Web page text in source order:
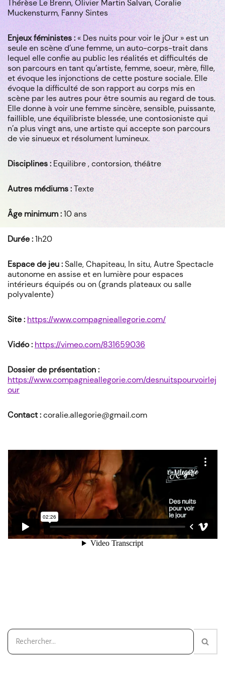
Thérèse Le Brenn, Olivier Martin Salvan, Coralie
Muckensturm, Fanny Sintes
Enjeux féministes :« Des nuits pour voir le jOur » est un
seule en scène d’une femme, un auto-corps-trait dans
lequel elle confie au public les réalités et difficultés de
son parcours en tant qu’artiste, femme, soeur, mère, fille,
et évoque les injonctions de cette posture sociale. Elle
évoque la difficulté de son rapport au corps mis en
scène par les autres pour être soumis au regard de tous.
Elle donne à voir une femme sincère, sensible, puissante,
faillible, une équilibriste blessée, une contosioniste qui
n’a plus vingt ans, une artiste qui accepte son parcours
de vie sinueux et résolument lumineux.
Disciplines : Equilibre , contorsion, théâtre
Autres médiums :Texte
Âge minimum :10 ans
Durée :1h20
Espace de jeu :Salle, Chapiteau, In situ, Autre Spectacle
autonome en assise et en lumière pour espaces
intérieurs équipés ou on (grands plateaux ou salle
polyvalente)
Site : https://www.compagnieallegorie.com/
Vidéo : https://vimeo.com/831659036
Dossier de présentation :
https://www.compagnieallegorie.com/desnuitspourvoirlej
our
Contact :coralie.allegorie@gmail.com